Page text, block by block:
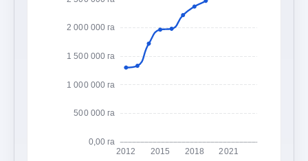
0,00 га
500 000 га
1 000 000 га
1 500 000 га
2 000 000 га
2012 2015 2018 2021